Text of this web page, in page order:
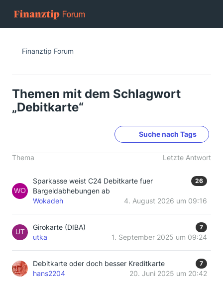
Finanztip Forum
Themen mit dem Schlagwort
„Debitkarte“
Suche nach Tags
Thema Letzte Antwort
Sparkasse weist C24 Debitkarte fuer
Bargeldabhebungen ab
26
Wokadeh 4. August 2026 um 09:16
Girokarte (DIBA) 7
utka 1. September 2025 um 09:24
Debitkarte oder doch besser Kreditkarte 7
hans2204 20. Juni 2025 um 20:42